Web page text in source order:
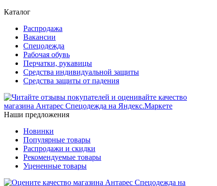
Каталог
Распродажа
Вакансии
Спецодежда
Рабочая обувь
Перчатки, рукавицы
Средства индивидуальной защиты
Средства защиты от падения
Наши предложения
Новинки
Популярные товары
Распродажи и скидки
Рекомендуемые товары
Уцененные товары